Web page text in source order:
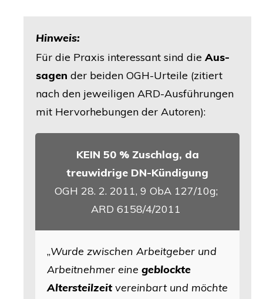
Hin­weis:
Für die Pra­xis inter­es­sant sind die Aus­
sa­gen der bei­den OGH-Urtei­le (zitiert
nach den jewei­li­gen ARD-Aus­füh­run­gen
mit Her­vor­he­bun­gen der Autoren):
KEIN 50 % Zuschlag, da
treu­wid­ri­ge DN-Kündigung
OGH 28. 2. 2011, 9 ObA 127/10g;
ARD 6158/4/2011
„Wur­de zwi­schen Arbeit­ge­ber und
Arbeit­neh­mer eine geblock­te
Alters­teil­zeitver­ein­bart und möch­te